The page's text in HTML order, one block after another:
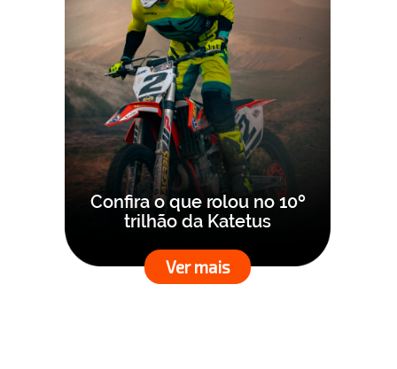
Confira o que rolou no 10º
trilhão da Katetus
Ver mais